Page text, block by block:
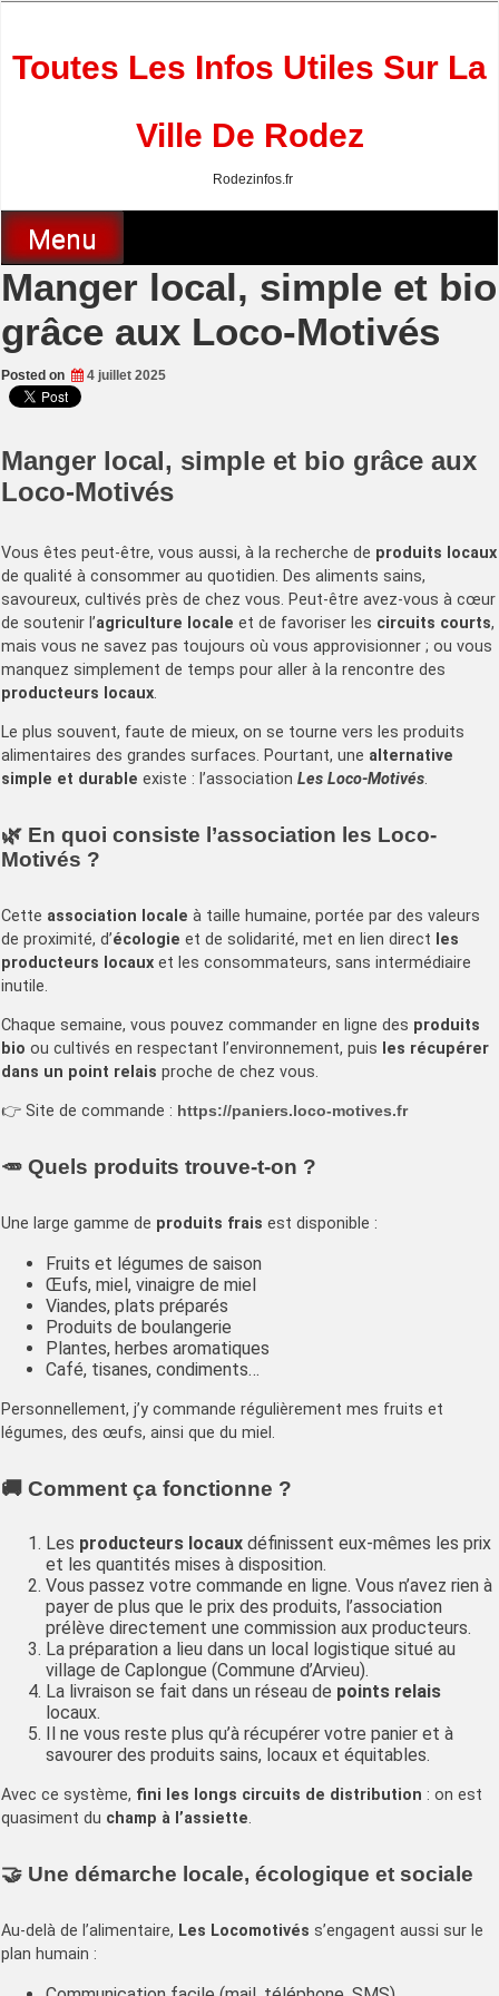
Toutes Les Infos Utiles Sur La
Ville De Rodez
Rodezinfos.fr
Menu
Manger local, simple et bio
grâce aux Loco-Motivés
Posted on 4 juillet 2025
Manger local, simple et bio grâce aux
Loco-Motivés
Vous êtes peut-être, vous aussi, à la recherche de produits locaux
de qualité à consommer au quotidien. Des aliments sains,
savoureux, cultivés près de chez vous. Peut-être avez-vous à cœur
de soutenir l’agriculture locale et de favoriser les circuits courts,
mais vous ne savez pas toujours où vous approvisionner ; ou vous
manquez simplement de temps pour aller à la rencontre des
producteurs locaux.
Le plus souvent, faute de mieux, on se tourne vers les produits
alimentaires des grandes surfaces. Pourtant, une alternative
simple et durable existe : l’association Les Loco-Motivés.
🌿 En quoi consiste l’association les Loco-
Motivés ?
Cette association locale à taille humaine, portée par des valeurs
de proximité, d’écologie et de solidarité, met en lien direct les
producteurs locaux et les consommateurs, sans intermédiaire
inutile.
Chaque semaine, vous pouvez commander en ligne des produits
bio ou cultivés en respectant l’environnement, puis les récupérer
dans un point relais proche de chez vous.
👉 Site de commande : https://paniers.loco-motives.fr
🥕 Quels produits trouve-t-on ?
Une large gamme de produits frais est disponible :
Fruits et légumes de saison
Œufs, miel, vinaigre de miel
Viandes, plats préparés
Produits de boulangerie
Plantes, herbes aromatiques
Café, tisanes, condiments…
Personnellement, j’y commande régulièrement mes fruits et
légumes, des œufs, ainsi que du miel.
🚚 Comment ça fonctionne ?
Les producteurs locaux définissent eux-mêmes les prix
et les quantités mises à disposition.
Vous passez votre commande en ligne. Vous n’avez rien à
payer de plus que le prix des produits, l’association
prélève directement une commission aux producteurs.
La préparation a lieu dans un local logistique situé au
village de Caplongue (Commune d’Arvieu).
La livraison se fait dans un réseau de points relais
locaux.
Il ne vous reste plus qu’à récupérer votre panier et à
savourer des produits sains, locaux et équitables.
Avec ce système, fini les longs circuits de distribution : on est
quasiment du champ à l’assiette.
🤝 Une démarche locale, écologique et sociale
Au-delà de l’alimentaire, Les Locomotivés s’engagent aussi sur le
plan humain :